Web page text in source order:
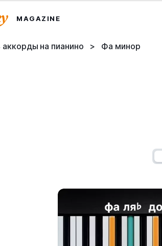
MAGAZINE
аккорды на пианино > Фа минор